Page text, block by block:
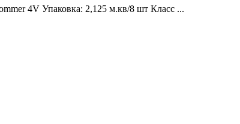
4V Упаковка: 2,125 м.кв/8 шт Класс ...